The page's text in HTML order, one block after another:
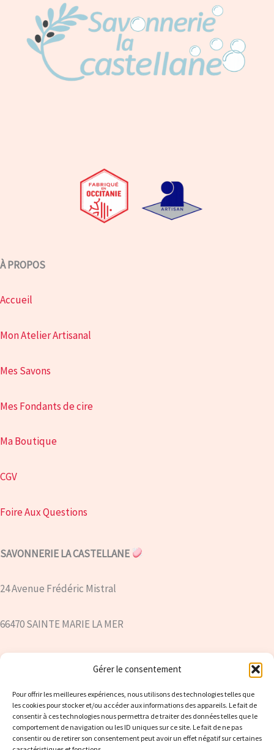
Gérer le consentement
Pour offrir les meilleures expériences, nous utilisons des technologies telles que
les cookies pour stocker et/ou accéder aux informations des appareils. Le fait de
consentir à ces technologies nous permettra de traiter des données telles que le
comportement de navigation ou les ID uniques sur ce site. Le fait de ne pas
consentir ou de retirer son consentement peut avoir un effet négatif sur certaines
À PROPOS
Accueil
Mon Atelier Artisanal
Mes Savons
Mes Fondants de cire
Ma Boutique
CGV
Foire Aux Questions
SAVONNERIE LA CASTELLANE
24 Avenue Frédéric Mistral
66470 SAINTE MARIE LA MER
savonnerielacastellane@yahoo.com
Siret : 894 203 421 00017
06.78.64.89.32